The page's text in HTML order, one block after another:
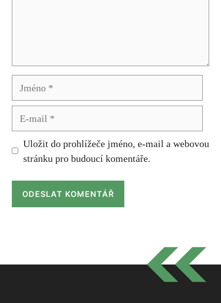
Jméno
Uložit do prohlížeče jméno, e-mail a webovou
stránku pro budoucí komentáře.